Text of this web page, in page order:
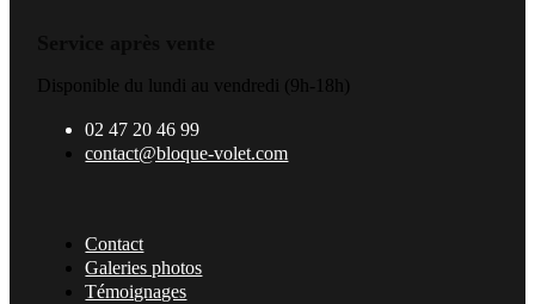
Disponible du lundi au vendredi (9h-18h)
02 47 20 46 99
contact@bloque-volet.com
Contact
Galeries photos
Témoignages